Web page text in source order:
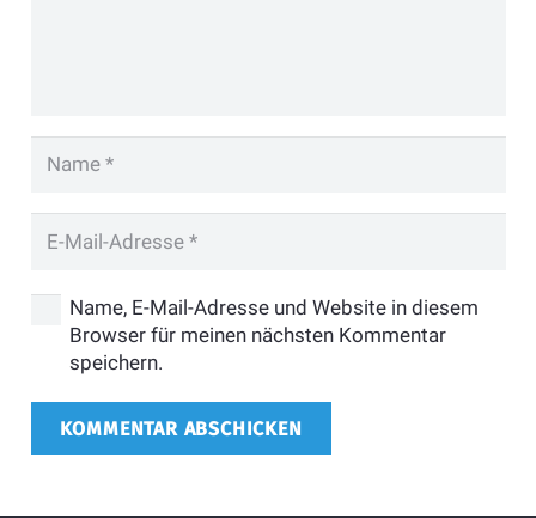
Name, E-Mail-Adresse und Website in diesem
Browser für meinen nächsten Kommentar
speichern.
KOMMENTAR ABSCHICKEN